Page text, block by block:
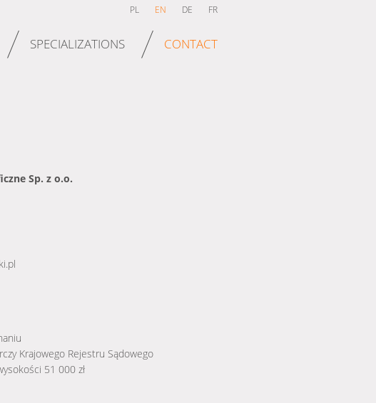
PL EN DE FR
SPECIALIZATIONS CONTACT
Sp. z o.o.
Krajowego Rejestru Sądowego
51 000 zł